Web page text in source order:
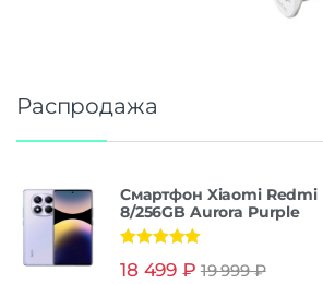
Распродажа
Смартфон Xiaomi Redmi
8/256GB Aurora Purple
из 5
18 499 ₽ 19 999₽